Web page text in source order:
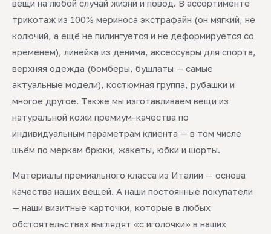
вещи на любой случай жизни и повод. В ассортименте
трикотаж из 100% мериноса экстрафайн (он мягкий, не
колючий, а ещё не пилингуется и не деформируется со
временем), линейка из денима, аксессуары для спорта,
верхняя одежда (бомберы, бушлаты — самые
актуальные модели), костюмная группа, рубашки и
многое другое. Также мы изготавливаем вещи из
натуральной кожи премиум-качества по
индивидуальным параметрам клиента — в том числе
шьём по меркам брюки, жакеты, юбки и шорты.
Материалы премиального класса из Италии — основа
качества наших вещей. А наши постоянные покупатели
— наши визитные карточки, которые в любых
обстоятельствах выглядят «с иголочки» в наших